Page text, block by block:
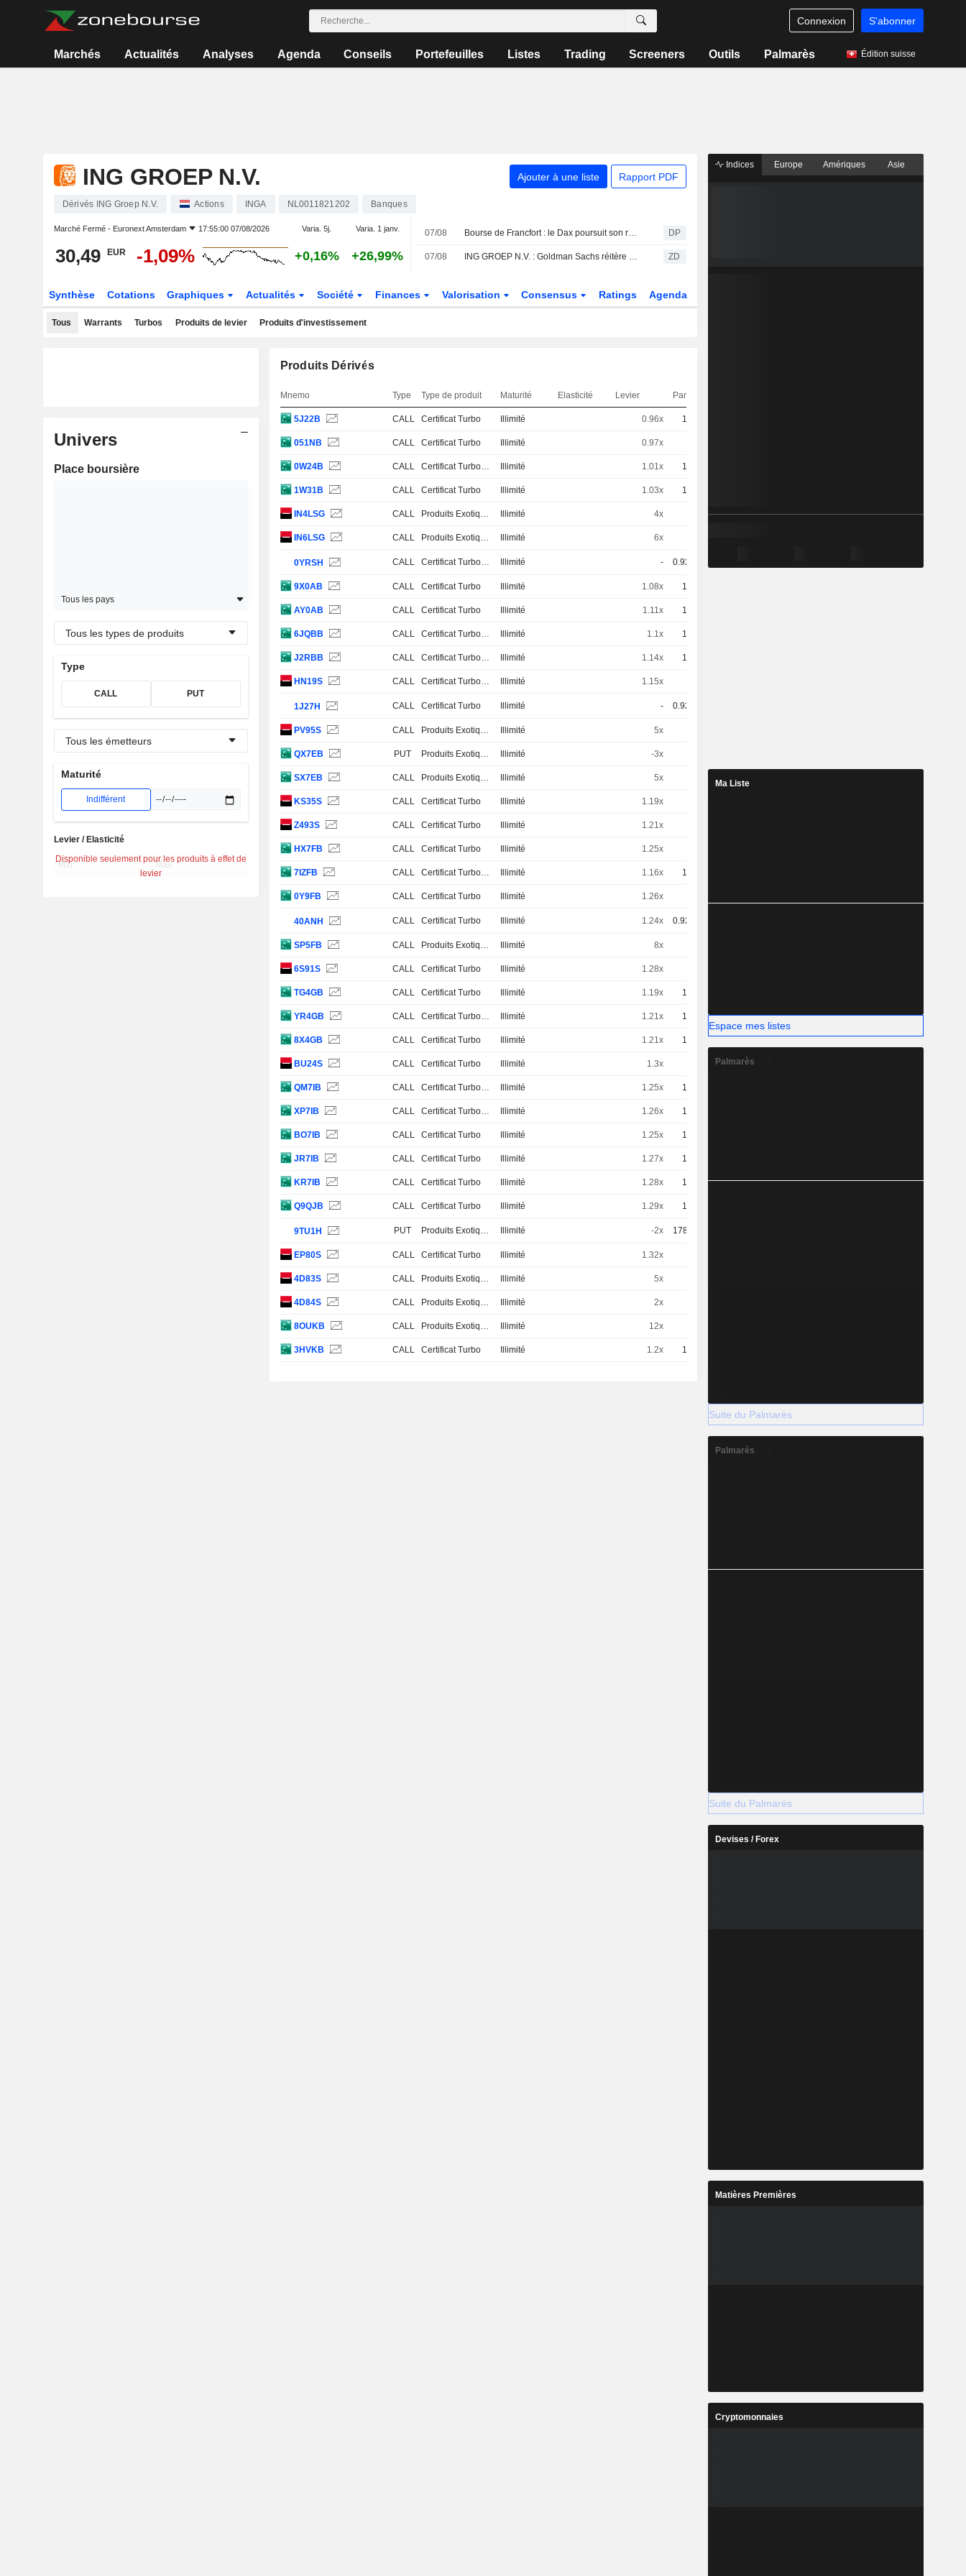
Connexion S'abonner
Marchés Actualités Analyses Agenda Conseils Portefeuilles Listes Trading Screeners Outils Palmarès Édition suisse
ING GROEP N.V. Ajouter à une liste Rapport PDF
Dérivés ING Groep N.V. Actions INGA NL0011821202 Banques
Marché Fermé - Euronext Amsterdam 17:55:00 07/08/2026 Varia. 5j. Varia. 1 janv.
30,49 EUR -1,09% +0,16% +26,99%
07/08 Bourse de Francfort : le Dax poursuit son rallye historique après le rapport sur l'emploi américain DP
07/08 ING GROEP N.V. : Goldman Sachs réitère son opinion positive sur le titre ZD
Synthèse Cotations Graphiques Actualités Société Finances Valorisation Consensus Ratings Agenda
Tous Warrants Turbos Produits de levier Produits d'investissement
Univers
Place boursière
Tous les pays
Tous les types de produits
Type
CALL PUT
Tous les émetteurs
Maturité
Indifférent
Disponible seulement pour les produits à effet de
levier
Levier / Elasticité
Produits Dérivés
Mnemo Type Type de produit Maturité Elasticité Levier Parité
5J22B CALL Certificat Turbo Illimité 0.96x 10
051NB CALL Certificat Turbo Illimité 0.97x
0W24B CALL Certificat Turbo Stop Loss Illimité 1.01x 10
1W31B CALL Certificat Turbo Illimité 1.03x 10
IN4LSG CALL Produits Exotiques Illimité 4x -CHF
IN6LSG CALL Produits Exotiques Illimité 6x
0YRSH CALL Certificat Turbo Stop Loss Illimité - 0.925
9X0AB CALL Certificat Turbo Illimité 1.08x 10
AY0AB CALL Certificat Turbo Illimité 1.11x 10
6JQBB CALL Certificat Turbo Stop Loss Illimité 1.1x 10
J2RBB CALL Certificat Turbo Stop Loss Illimité 1.14x 10
HN19S CALL Certificat Turbo Stop Loss Illimité 1.15x
1J27H CALL Certificat Turbo Illimité - 0.925
PV95S CALL Produits Exotiques Illimité 5x
QX7EB PUT Produits Exotiques Illimité -3x
SX7EB CALL Produits Exotiques Illimité 5x
KS35S CALL Certificat Turbo Illimité 1.19x
Z493S CALL Certificat Turbo Illimité 1.21x
HX7FB CALL Certificat Turbo Illimité 1.25x
7IZFB CALL Certificat Turbo Stop Loss Illimité 1.16x 10
0Y9FB CALL Certificat Turbo Illimité 1.26x
40ANH CALL Certificat Turbo Illimité 1.24x 0.925
SP5FB CALL Produits Exotiques Illimité 8x
6S91S CALL Certificat Turbo Illimité 1.28x
TG4GB CALL Certificat Turbo Illimité 1.19x 10
YR4GB CALL Certificat Turbo Stop Loss Illimité 1.21x 10 -EUR
8X4GB CALL Certificat Turbo Illimité 1.21x 10
BU24S CALL Certificat Turbo Illimité 1.3x -
QM7IB CALL Certificat Turbo Stop Loss Illimité 1.25x 10
XP7IB CALL Certificat Turbo Stop Loss Illimité 1.26x 10
BO7IB CALL Certificat Turbo Illimité 1.25x 10
JR7IB CALL Certificat Turbo Illimité 1.27x 10
KR7IB CALL Certificat Turbo Illimité 1.28x 10 -EUR
Q9QJB CALL Certificat Turbo Illimité 1.29x 10
9TU1H PUT Produits Exotiques Illimité -2x 178.422
EP80S CALL Certificat Turbo Illimité 1.32x
4D83S CALL Produits Exotiques Illimité 5x
4D84S CALL Produits Exotiques Illimité 2x
8OUKB CALL Produits Exotiques Illimité 12x
3HVKB CALL Certificat Turbo Illimité 1.2x 10
Indices Europe Amériques Asie
Ma Liste
Espace mes listes
Palmarès
Suite du Palmarès
Palmarès
Suite du Palmarès
Devises / Forex
Matières Premières
Cryptomonnaies